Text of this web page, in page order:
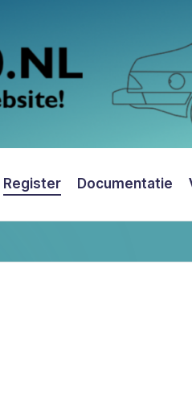
Register Documentatie